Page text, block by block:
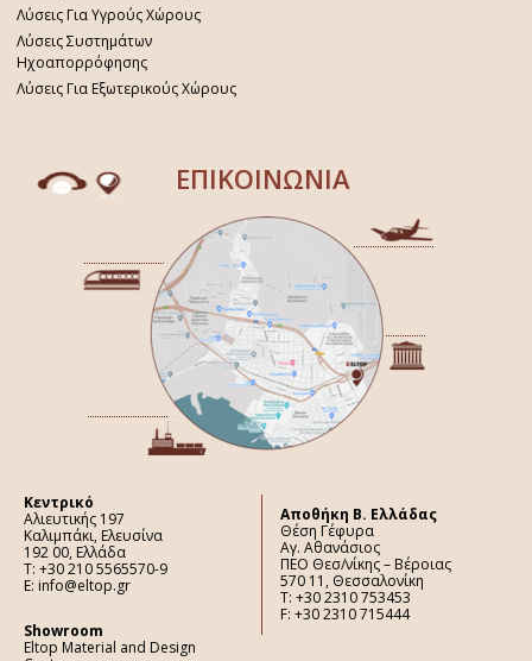
Λύσεις Για Υγρούς Χώρους
Λύσεις Συστημάτων
Ηχοαπορρόφησης
Λύσεις Για Εξωτερικούς Χώρους
ΕΠΙΚΟΙΝΩΝΙΑ
Κεντρικό
Αλιευτικής 197
Καλιμπάκι, Ελευσίνα
192 00, Ελλάδα
Τ: +30 210 5565570-9
E: info@eltop.gr
Showroom
Eltop Material and Design
Aποθήκη Β. Ελλάδας
Θέση Γέφυρα
Αγ. Αθανάσιος
ΠΕΟ Θεσ/νίκης – Βέροιας
570 11, Θεσσαλονίκη
Τ: +30 2310 753453
F: +30 2310 715444